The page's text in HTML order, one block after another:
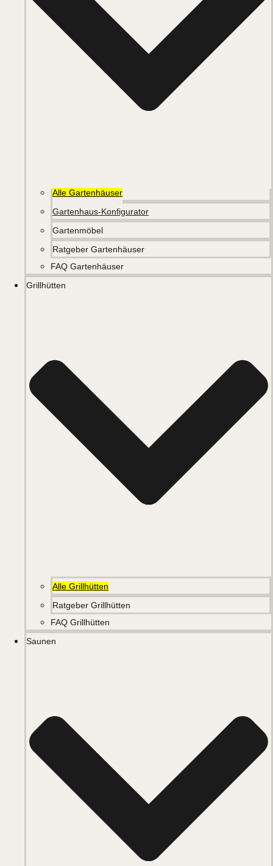
Alle Gartenhäuser
Gartenhaus-Konfigurator
Gartenmöbel
Ratgeber Gartenhäuser
FAQ Gartenhäuser
Grillhütten
Alle Grillhütten
Ratgeber Grillhütten
FAQ Grillhütten
Saunen